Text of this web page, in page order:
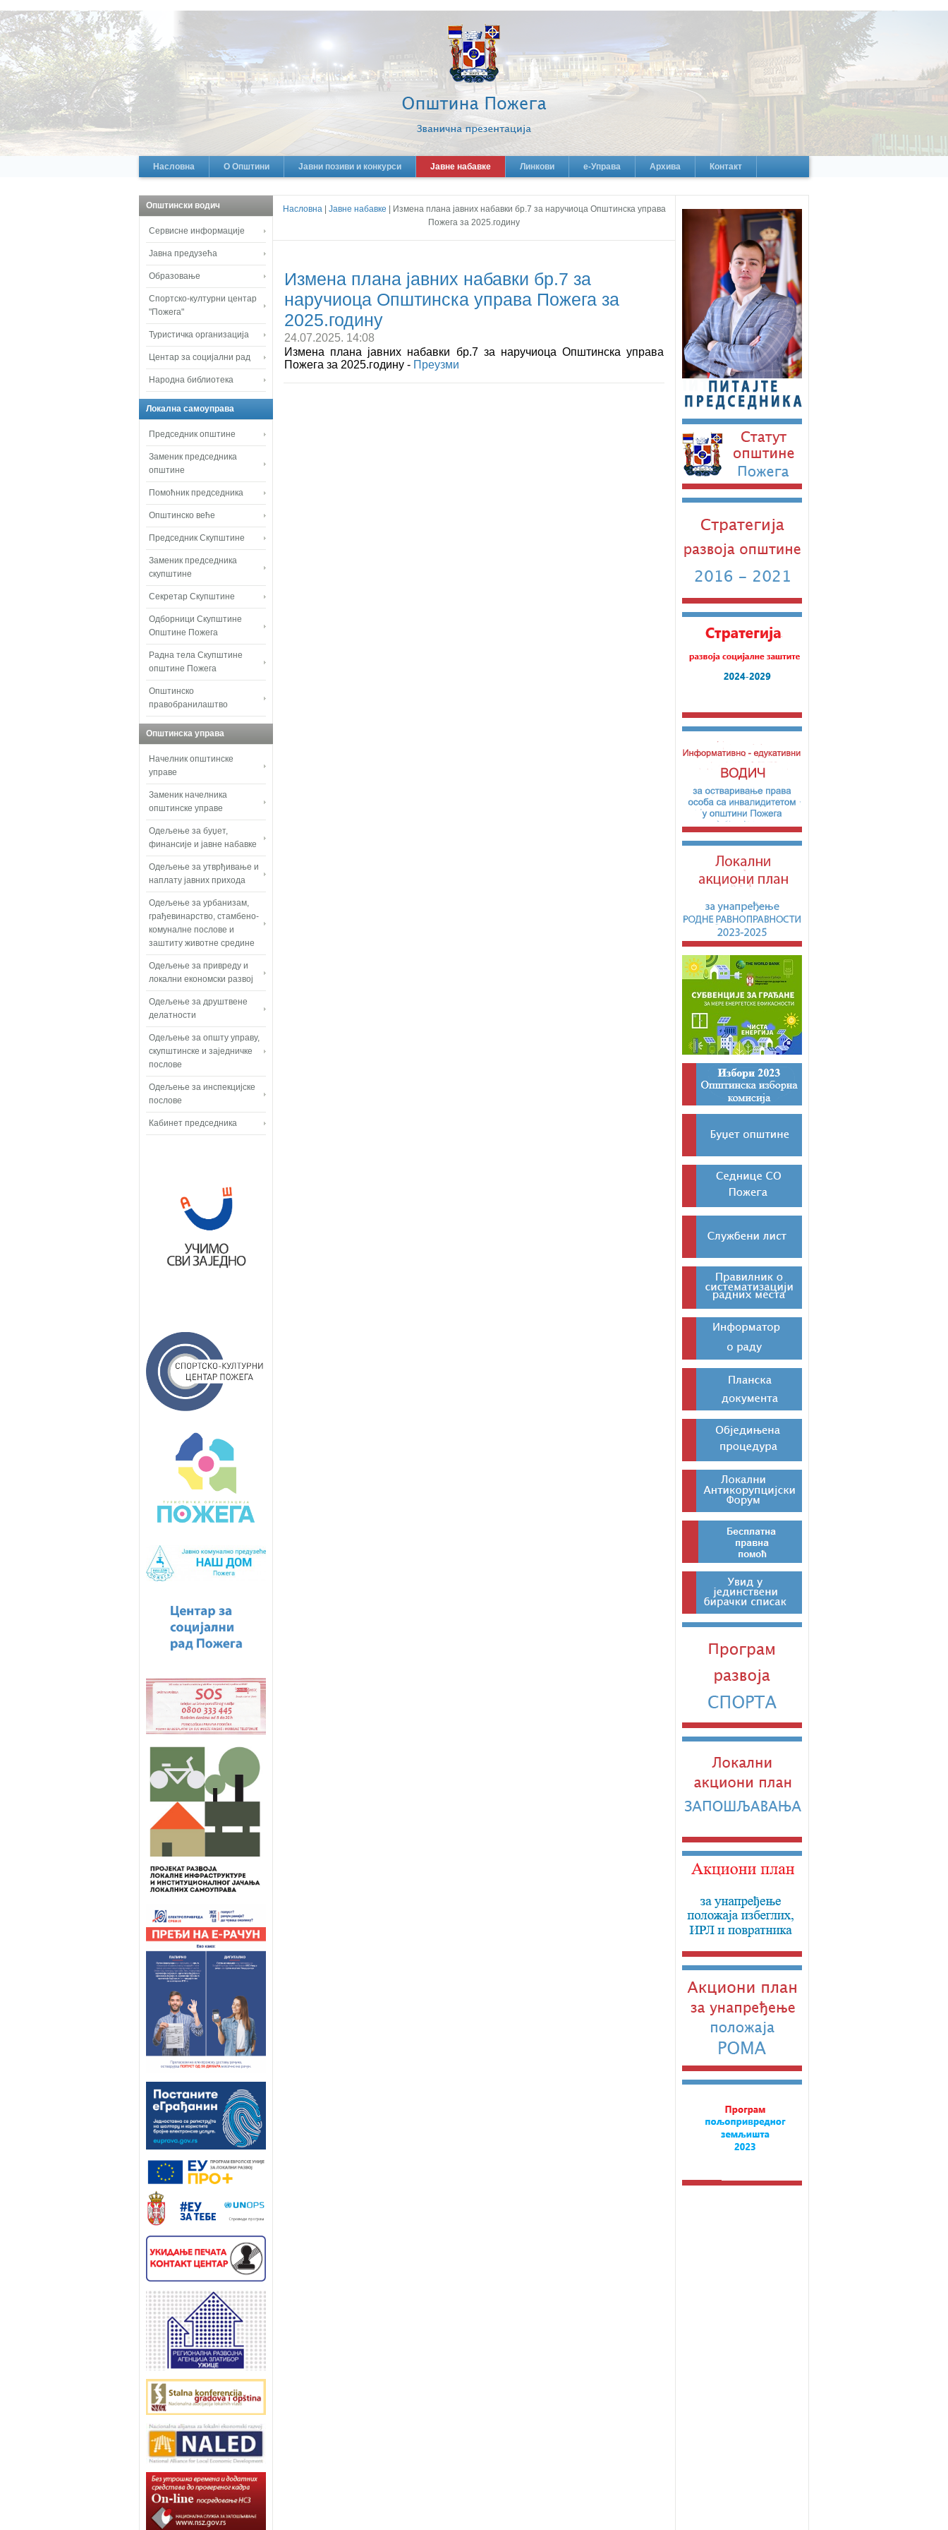
Насловна О Општини Јавни позиви и конкурси Јавне набавке Линкови е-Управа Архива Контакт
Општински водич
Сервисне информације
Јавна предузећа
Образовање
Спортско-културни центар
"Пожега"
Туристичка организација
Центар за социјални рад
Народна библиотека
Локална самоуправа
Председник општине
Заменик председника
општине
Помоћник председника
Општинско веће
Председник Скупштине
Заменик председника
скупштине
Секретар Скупштине
Одборници Скупштине
Општине Пожега
Радна тела Скупштине
општине Пожега
Општинско
правобранилаштво
Општинска управа
Начелник општинске
управе
Заменик начелника
општинске управе
Одељење за буџет,
финансије и јавне набавке
Одељење за утврђивање и
наплату јавних прихода
Одељење за урбанизам,
грађевинарство, стамбено-
комуналне послове и
заштиту животне средине
Одељење за привреду и
локални економски развој
Одељење за друштвене
делатности
Одељење за општу управу,
скупштинске и заједничке
послове
Одељење за инспекцијске
послове
Кабинет председника
Насловна| Јавне набавке | Измена плана јавних набавки бр.7 за наручиоца Општинска управа
Пожега за 2025.годину
Измена плана јавних набавки бр.7 за
наручиоца Општинска управа Пожега за
2025.годину
24.07.2025. 14:08
Измена плана јавних набавки бр.7 за наручиоца Општинска управа
Пожега за 2025.годину - Преузми